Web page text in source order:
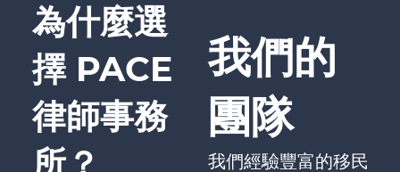
為什麼選
擇 PACE
律師事務
我們的
團隊
我們經驗豐富的移民